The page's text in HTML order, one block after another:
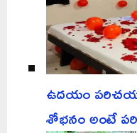
ఉదయం
శోభనం అంటే